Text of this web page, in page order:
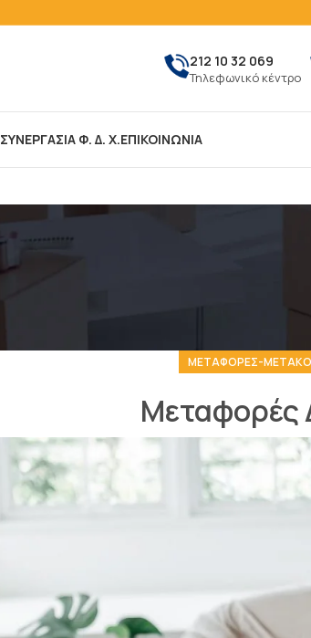
212 10 32 069
Τηλεφωνικό κέντρο
ΣΥΝΕΡΓΑΣΙΑ Φ. Δ. Χ.ΕΠΙΚΟΙΝΩΝΙΑ
ΜΕΤΑΦΟΡΕΣ-
Μεταφορές